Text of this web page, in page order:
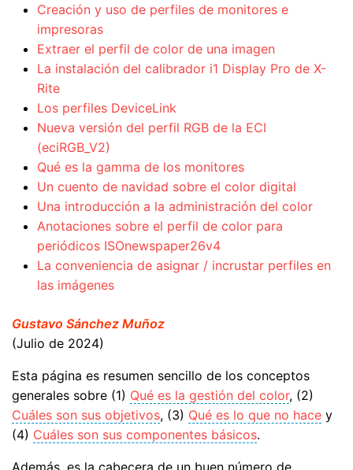
Creación y uso de perfiles de monitores e
impresoras
Extraer el perfil de color de una imagen
La instalación del calibrador i1 Display Pro de X-
Rite
Los perfiles DeviceLink
Nueva versión del perfil RGB de la ECI
(eciRGB_V2)
Qué es la gamma de los monitores
Un cuento de navidad sobre el color digital
Una introducción a la administración del color
Anotaciones sobre el perfil de color para
periódicos ISOnewspaper26v4
La conveniencia de asignar / incrustar perfiles en
las imágenes
Gustavo Sánchez Muñoz
(Julio de 2024)
Esta página es resumen sencillo de los conceptos
generales sobre (1) Qué es la gestión del color, (2)
Cuáles son sus objetivos, (3) Qué es lo que no hace y
(4) Cuáles son sus componentes básicos.